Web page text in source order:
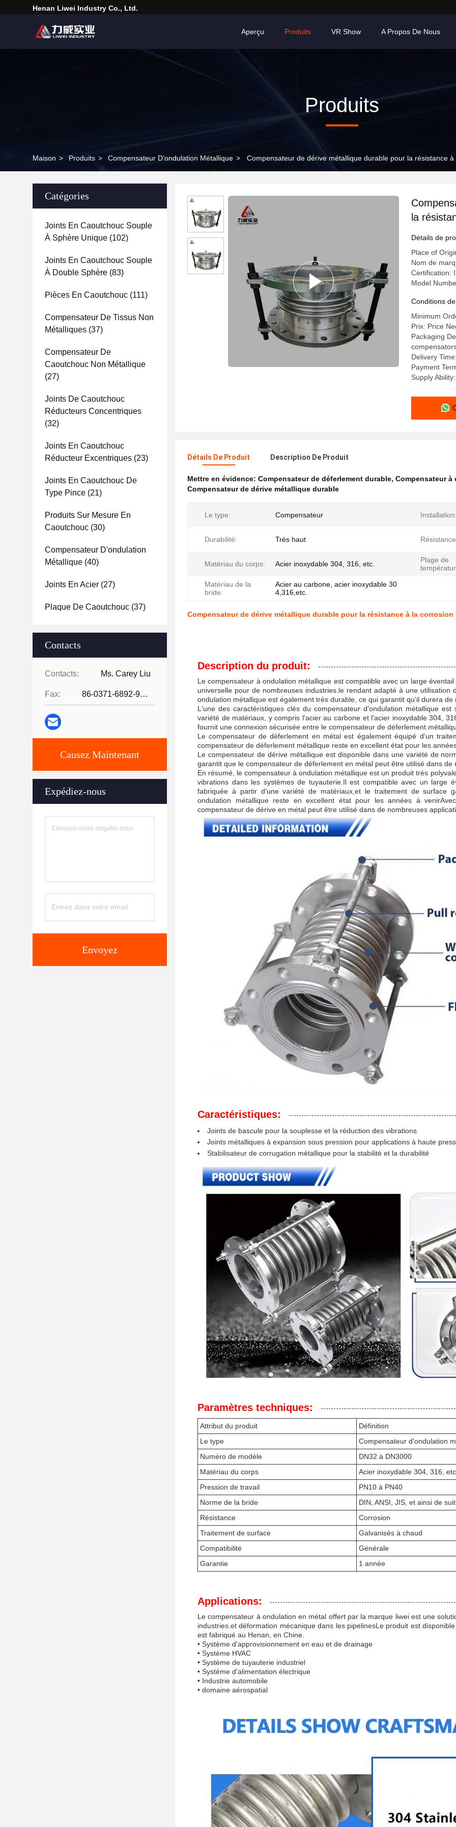
Henan Liwei Industry Co., Ltd.
Aperçu Produits VR Show A Propos De Nous
Produits
Maison > Produits > Compensateur D'ondulation Métallique > Compensateur de dérive métallique durable pour la résistance
Catégories
Joints En Caoutchouc Souple
À Sphère Unique (102)
Joints En Caoutchouc Souple
À Double Sphère (83)
Pièces En Caoutchouc (111)
Compensateur De Tissus Non
Métalliques (37)
Compensateur De
Caoutchouc Non Métallique
(27)
Joints De Caoutchouc
Réducteurs Concentriques
(32)
Joints En Caoutchouc
Réducteur Excentriques (23)
Joints En Caoutchouc De
Type Pince (21)
Produits Sur Mesure En
Caoutchouc (30)
Compensateur D'ondulation
Métallique (40)
Joints En Acier (27)
Plaque De Caoutchouc (37)
Contacts
Contacts: Ms. Carey Liu
Fax: 86-0371-6892-9024
Causez Maintenant
Expédiez-nous
Envoyez
la
Détails de
Place of
Nom de
Certification:
Model
Conditions
Minimum
Prix: Price
Packaging
Delivery
Payment
Supply
Détails De Produit Description De Produit
Mettre en évidence: Compensateur de déferlement durable, Compensateur
Compensateur de dérive métallique durable
Le type: Compensateur
Durabilité: Très haut
Matériau du corps: Acier inoxydable 304, 316, etc.
Plage de
Matériau de la
bride:
Acier au carbone, acier inoxydable 30
4,316,etc.
Compensateur de dérive métallique durable pour la résistance à la corrosion
Description du produit:
Le compensateur à ondulation métallique est compatible avec un large
universelle pour de nombreuses industries.le rendant adapté à une utilisation
ondulation métallique est également très durable, ce qui garantit qu'il durera
L'une des caractéristiques clés du compensateur d'ondulation métallique
variété de matériaux, y compris l'acier au carbone et l'acier inoxydable 304,
fournit une connexion sécurisée entre le compensateur de déferlement
Le compensateur de déferlement en métal est également équipé d'un
compensateur de déferlement métallique reste en excellent état pour les
Le compensateur de dérive métallique est disponible dans une variété de
garantit que le compensateur de déferlement en métal peut être utilisé dans
En résumé, le compensateur à ondulation métallique est un produit très
vibrations dans les systèmes de tuyauterie.Il est compatible avec un large
fabriquée à partir d'une variété de matériaux,et le traitement de surface
ondulation métallique reste en excellent état pour les années à
compensateur de dérive en métal peut être utilisé dans de nombreuses
Caractéristiques:
Joints de bascule pour la souplesse et la réduction des vibrations
Joints métalliques à expansion sous pression pour applications à haute
Stabilisateur de corrugation métallique pour la stabilité et la durabilité
Paramètres techniques:
Attribut du produit
Définition
Le type
Compensateur d'ondulation
Numéro de modèle
DN32 à DN3000
Matériau du corps
Acier inoxydable 304, 316,
Pression de travail
PN10 à PN40
Norme de la bride
DIN, ANSI, JIS, et ainsi de
Résistance
Corrosion
Traitement de surface
Galvanisés à chaud
Compatibilité
Générale
Garantie
1 année
Applications:
Le compensateur à ondulation en métal offert par la marque liwei est une
industries.et déformation mécanique dans les pipelinesLe produit est
est fabriqué au Henan, en Chine.
• Système d'approvisionnement en eau et de drainage
• Système HVAC
• Système de tuyauterie industriel
• Système d'alimentation électrique
• Industrie automobile
• domaine aérospatial